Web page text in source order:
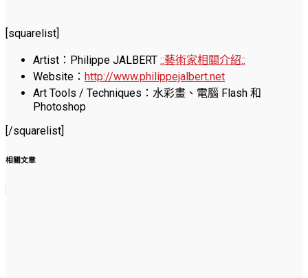
[squarelist]
Artist：Philippe JALBERT ::藝術家相關介紹::
Website： http://www.philippejalbert.net
Art Tools / Techniques：水彩畫、電腦 Flash 和
Photoshop
[/squarelist]
相關文章